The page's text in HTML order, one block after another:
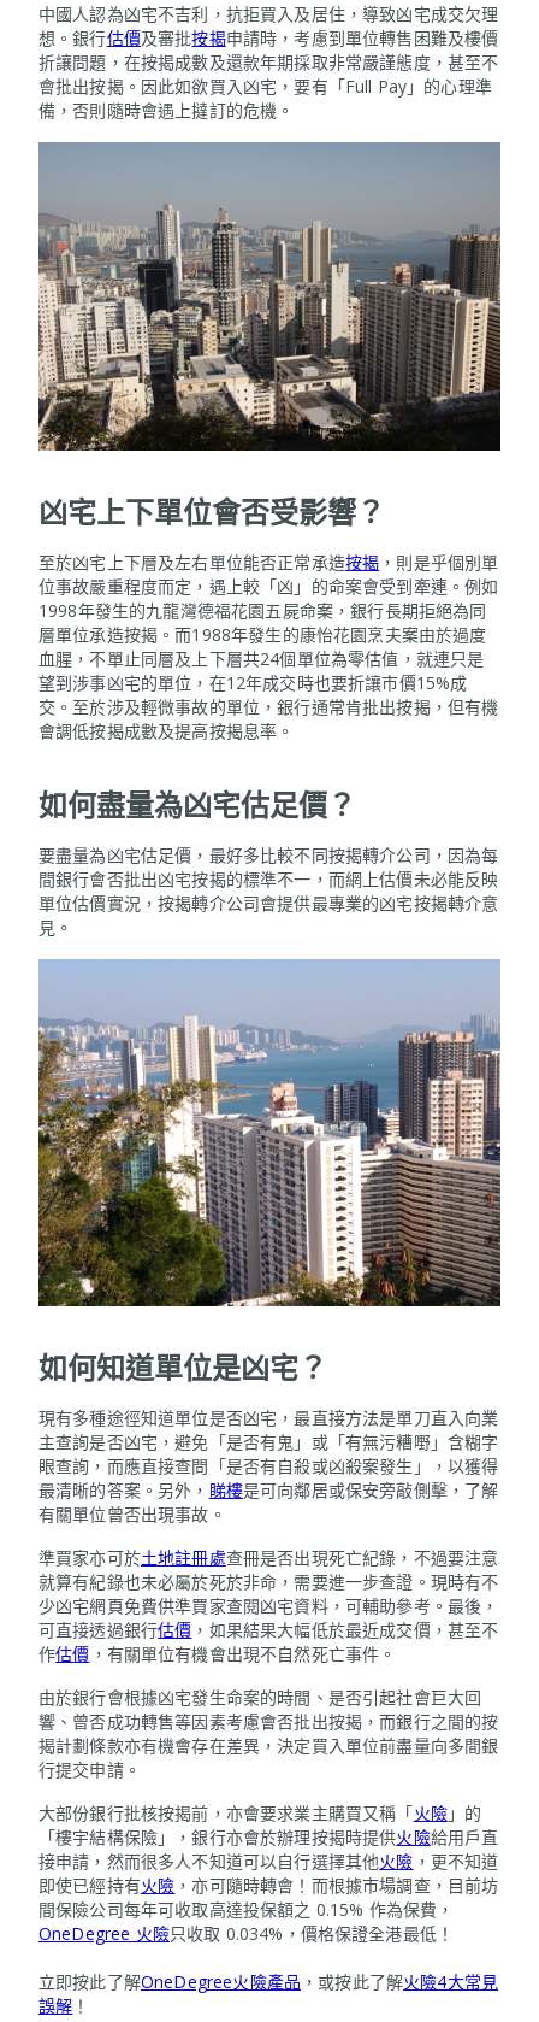
中國人認為凶宅不吉利，抗拒買入及居住，導致凶宅成交欠理
想。銀行估價及審批按揭申請時，考慮到單位轉售困難及樓價
折讓問題，在按揭成數及還款年期採取非常嚴謹態度，甚至不
會批出按揭。因此如欲買入凶宅，要有「Full Pay」的心理準
備，否則隨時會遇上撻訂的危機。
凶宅上下單位會否受影響？
至於凶宅上下層及左右單位能否正常承造按揭 ，則是乎個別單
位事故嚴重程度而定，遇上較「凶」的命案會受到牽連。例如
1998年發生的九龍灣德福花園五屍命案，銀行長期拒絕為同
層單位承造按揭。而1988年發生的康怡花園烹夫案由於過度
血腥，不單止同層及上下層共24個單位為零估值，就連只是
望到涉事凶宅的單位，在12年成交時也要折讓市價15%成
交。至於涉及輕微事故的單位，銀行通常肯批出按揭，但有機
會調低按揭成數及提高按揭息率。
如何盡量為凶宅估足價？
要盡量為凶宅估足價，最好多比較不同按揭轉介公司，因為每
間銀行會否批出凶宅按揭的標準不一，而網上估價未必能反映
單位估價實況，按揭轉介公司會提供最專業的凶宅按揭轉介意
見。
如何知道單位是凶宅？
現有多種途徑知道單位是否凶宅，最直接方法是單刀直入向業
主查詢是否凶宅，避免「是否有鬼」或「有無污糟嘢」含糊字
眼查詢，而應直接查問「是否有自殺或凶殺案發生」，以獲得
最清晰的答案。另外， 睇樓是可向鄰居或保安旁敲側擊，了解
有關單位曾否出現事故。
準買家亦可於土地註冊處查冊是否出現死亡紀錄，不過要注意
就算有紀錄也未必屬於死於非命，需要進一步查證。現時有不
少凶宅網頁免費供準買家查閱凶宅資料，可輔助參考。最後，
可直接透過銀行估價 ，如果結果大幅低於最近成交價，甚至不
作估價 ，有關單位有機會出現不自然死亡事件。
由於銀行會根據凶宅發生命案的時間、是否引起社會巨大回
響、曾否成功轉售等因素考慮會否批出按揭，而銀行之間的按
揭計劃條款亦有機會存在差異，決定買入單位前盡量向多間銀
行提交申請。
大部份銀行批核按揭前，亦會要求業主購買又稱「火險」的
「樓宇結構保險」，銀行亦會於辦理按揭時提供火險給用戶直
接申請，然而很多人不知道可以自行選擇其他火險 ，更不知道
即使已經持有火險 ，亦可隨時轉會！而根據市場調查，目前坊
間保險公司每年可收取高達投保額之 0.15% 作為保費，
OneDegree 火險只收取 0.034%，價格保證全港最低！
立即按此了解OneDegree火險產品 ，或按此了解火險4大常見
誤解 ！